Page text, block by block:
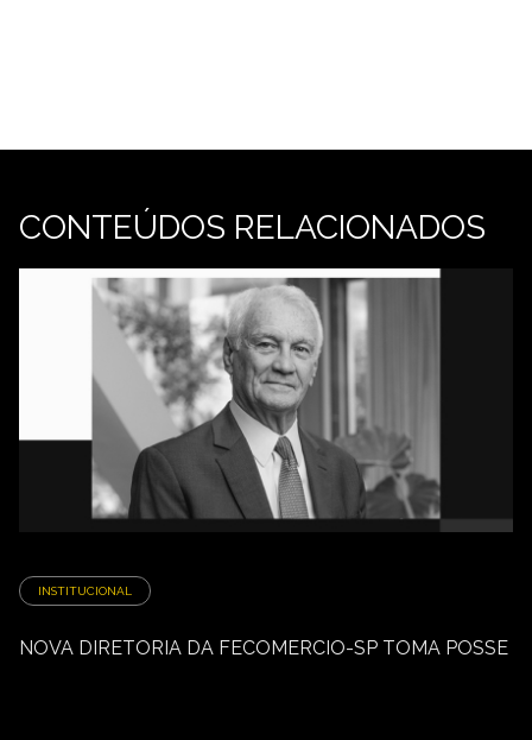
CONTEÚDOS RELACIONADOS
INSTITUCIONAL
NOVA DIRETORIA DA FECOMERCIO-SP TOMA POSSE